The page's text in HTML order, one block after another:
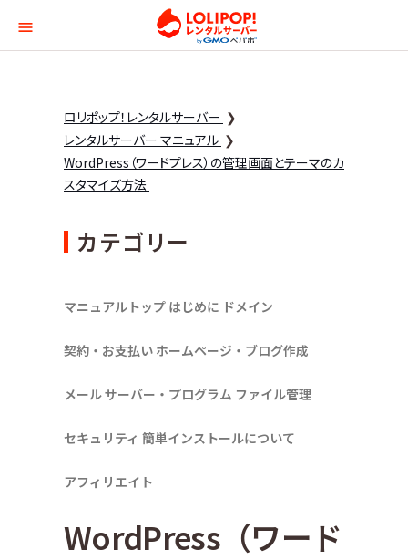
ロリポップ！レンタル
ロリポップ！レンタルサーバー
レンタルサーバー マニュアル
WordPress（ワードプレス）の管理画面とテーマのカ
スタマイズ方法
カテゴリー
マニュアルトップ はじめに ドメイン
契約・お支払い ホームページ・ブログ作成
メールサーバー・プログラム ファイル管理
セキュリティ 簡単インストールについて
アフィリエイト
WordPress（ワード